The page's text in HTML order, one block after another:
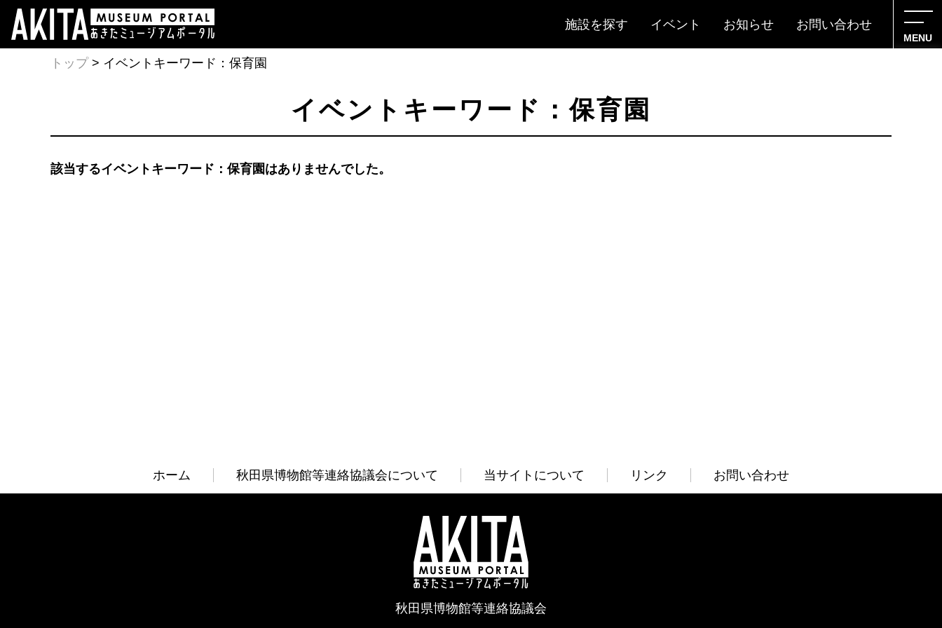
施設を探す イベント お知らせ お問い合わせ
MENU
トップ> イベントキーワード：保育園
イベントキーワード：保育園
該当するイベントキーワード：保育園はありませんでした。
ホーム 秋田県博物館等連絡協議会について 当サイトについて リンク お問い合わせ
秋田県博物館等連絡協議会